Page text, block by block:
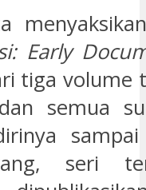
Early
tiga volume
semua
sampai
seri